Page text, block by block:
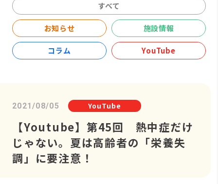
すべて
お知らせ 施設情報
コラム YouTube
2021/08/05 YouTube
【Youtube】第45回 熱中症だけ
じゃない。夏は高齢者の「栄養失
調」に要注意！